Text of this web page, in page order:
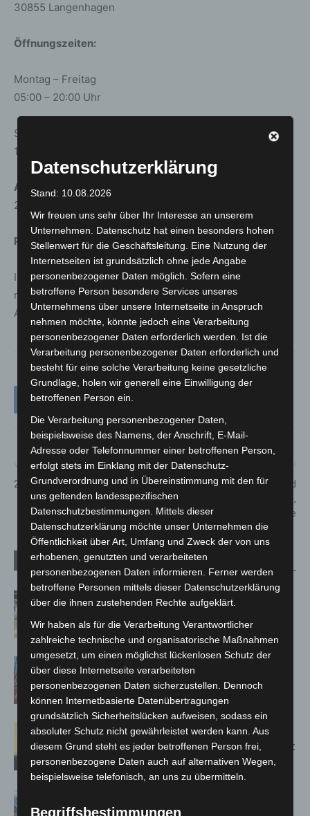
30855 Langenhagen
Öffnungszeiten:
Montag – Freitag
05:00 – 20:00 Uhr
Samstag
10:00 – 16:00 Uhr
An folgenden Tagen ist das Testzentrum geschlossen:
24.-26.12.2021 | 31.12.2021 | 01.01.2022
Parkmöglichkeiten:
In den Parkbuchten der Münchner Straße oder freie,
nicht reservierte, Parkplätze beim gegenüberliegenden
Air Cargo Center.
Vorheriger Artikel
2. Advent
Ehrenamtlich Helfende sind
eine Stütze der Gesellschaft,
auch gegen die Pandemie
Verwandte Artikel Mehr vom Autor
Kunst trifft Weingenuss: Barbara-
Jacques’ Wein-Depot Isernhagen
A2: Zweite Turbobaustelle startet
zwischen Hannover-West und
Bothfeld
Hannover: Erste Tigermücken-
Population in Niedersachsen entdeckt
A7 – Polizei sucht Zeugen
Datenschutzerklärung
Stand: 10.08.2026
Wir freuen uns sehr über Ihr Interesse an unserem
Unternehmen. Datenschutz hat einen besonders hohen
Stellenwert für die Geschäftsleitung. Eine Nutzung der
Internetseiten ist grundsätzlich ohne jede Angabe
personenbezogener Daten möglich. Sofern eine
betroffene Person besondere Services unseres
Unternehmens über unsere Internetseite in Anspruch
nehmen möchte, könnte jedoch eine Verarbeitung
personenbezogener Daten erforderlich werden. Ist die
Verarbeitung personenbezogener Daten erforderlich und
besteht für eine solche Verarbeitung keine gesetzliche
Grundlage, holen wir generell eine Einwilligung der
betroffenen Person ein.
Die Verarbeitung personenbezogener Daten,
beispielsweise des Namens, der Anschrift, E-Mail-
Adresse oder Telefonnummer einer betroffenen Person,
erfolgt stets im Einklang mit der Datenschutz-
Grundverordnung und in Übereinstimmung mit den für
uns geltenden landesspezifischen
Datenschutzbestimmungen. Mittels dieser
Datenschutzerklärung möchte unser Unternehmen die
Öffentlichkeit über Art, Umfang und Zweck der von uns
erhobenen, genutzten und verarbeiteten
personenbezogenen Daten informieren. Ferner werden
betroffene Personen mittels dieser Datenschutzerklärung
über die ihnen zustehenden Rechte aufgeklärt.
Wir haben als für die Verarbeitung Verantwortlicher
zahlreiche technische und organisatorische Maßnahmen
umgesetzt, um einen möglichst lückenlosen Schutz der
über diese Internetseite verarbeiteten
personenbezogenen Daten sicherzustellen. Dennoch
können Internetbasierte Datenübertragungen
grundsätzlich Sicherheitslücken aufweisen, sodass ein
absoluter Schutz nicht gewährleistet werden kann. Aus
diesem Grund steht es jeder betroffenen Person frei,
personenbezogene Daten auch auf alternativen Wegen,
beispielsweise telefonisch, an uns zu übermitteln.
Begriffsbestimmungen